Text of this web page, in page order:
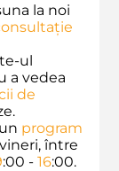
la noi
ul
a vedea
de
un program
între
:00 - 16:00.